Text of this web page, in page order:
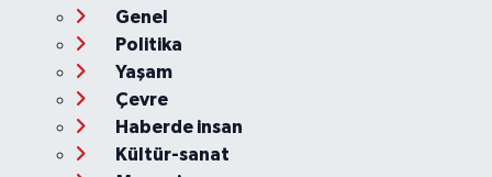
Genel
Politika
Yaşam
Çevre
Haberde insan
Kültür-sanat